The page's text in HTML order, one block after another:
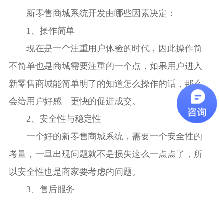
新零售商城系统开发由哪些因素决定：
1、操作简单
现在是一个注重用户体验的时代，因此操作简
不简单也是商城需要注重的一个点，如果用户进入
新零售商城能简单明了的知道怎么操作的话，那么
会给用户好感，更快的促进成交。
2、安全性与稳定性
一个好的新零售商城系统，需要一个安全性的
考量，一旦出现问题就不是损失这么一点点了，所
以安全性也是商家要考虑的问题。
3、售后服务